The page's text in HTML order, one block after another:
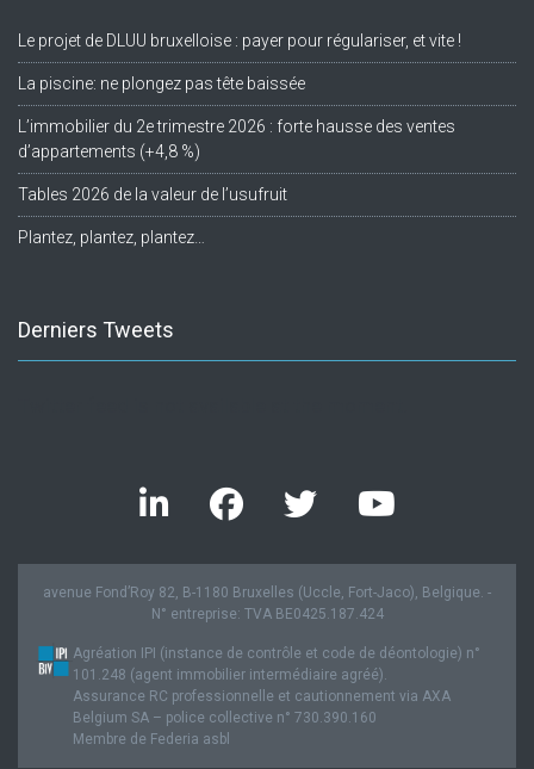
Le projet de DLUU bruxelloise : payer pour régulariser, et vite !
La piscine: ne plongez pas tête baissée
L’immobilier du 2e trimestre 2026 : forte hausse des ventes
d’appartements (+4,8 %)
Tables 2026 de la valeur de l’usufruit
Plantez, plantez, plantez…
Derniers Tweets
avenue Fond’Roy 82, B-1180 Bruxelles (Uccle, Fort-Jaco), Belgique. -
N° entreprise: TVA BE0425.187.424
Agréation IPI (instance de contrôle et code de déontologie) n°
101.248 (agent immobilier intermédiaire agréé).
Assurance RC professionnelle et cautionnement via AXA
Belgium SA – police collective n° 730.390.160
Membre de Federia asbl